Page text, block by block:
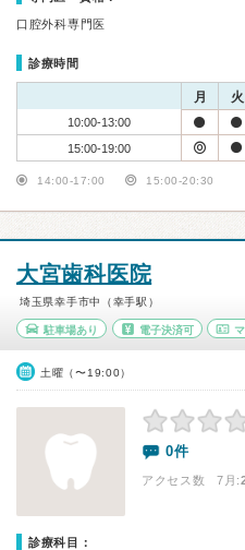
口腔外科専門医
診療時間
月 火
10:00-13:00
15:00-19:00
14:00-17:00 15:00-20:30
大宮歯科医院
埼玉県幸手市中（幸手駅）
駐車場あり 電子決済可
土曜（〜19:00）
0件
アクセス数 7月:
診療科目：